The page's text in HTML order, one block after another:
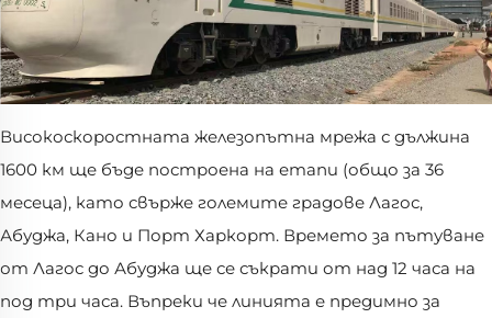
Високоскоростната железопътна мрежа с дължина
1600 км ще бъде построена на етапи (общо за 36
месеца), като свърже големите градове Лагос,
Абуджа, Кано и Порт Харкорт. Времето за пътуване
от Лагос до Абуджа ще се съкрати от над 12 часа на
под три часа. Въпреки че линията е предимно за